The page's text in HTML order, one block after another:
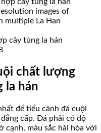
cây tùng la hán
chất lượng
la hán
để tiểu cảnh đá cuội
cấp. Đá phải có độ
cạnh, màu sắc hài hòa với